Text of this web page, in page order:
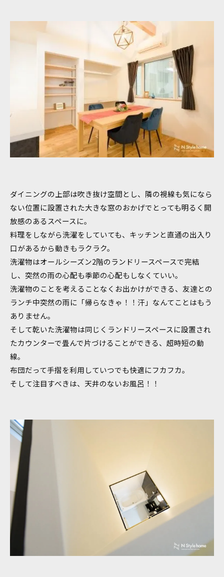
ダイニングの上部は吹き抜け空間とし、隣の視線も気になら
ない位置に設置された大きな窓のおかげでとっても明るく開
放感のあるスペースに。
料理をしながら洗濯をしていても、キッチンと直通の出入り
口があるから動きもラクラク。
洗濯物はオールシーズン2階のランドリースペースで完結
し、突然の雨の心配も季節の心配もしなくていい。
洗濯物のことを考えることなくお出かけができる、友達との
ランチ中突然の雨に「帰らなきゃ！！汗」なんてことはもう
ありません。
そして乾いた洗濯物は同じくランドリースペースに設置され
たカウンターで畳んで片づけることができる、超時短の動
線。
布団だって手摺を利用していつでも快適にフカフカ。
そして注目すべきは、天井のないお風呂！！